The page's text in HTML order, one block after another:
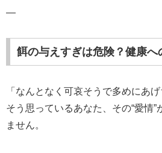
—
餌の与えすぎは危険？健康へ
「なんとなく可哀そうで多めにあ
そう思っているあなた、その“愛情
ません。